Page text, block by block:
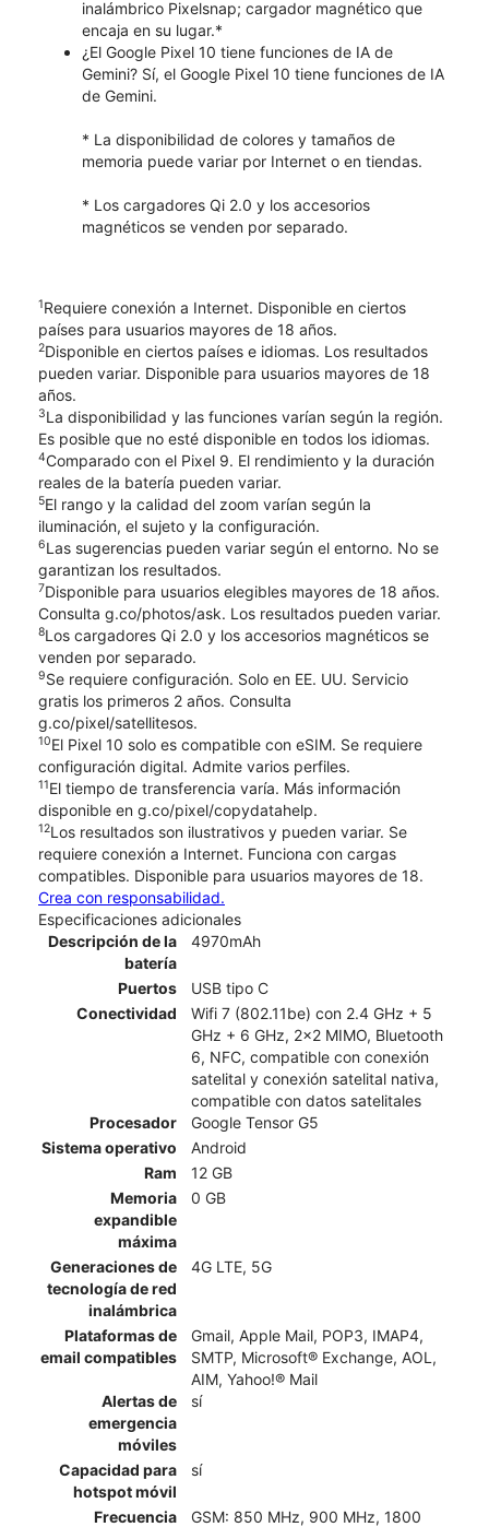
inalámbrico Pixelsnap; cargador magnético que
encaja en su lugar.*
¿El Google Pixel 10 tiene funciones de IA de
Gemini? Sí, el Google Pixel 10 tiene funciones de IA
de Gemini.
* La disponibilidad de colores y tamaños de
memoria puede variar por Internet o en tiendas.
* Los cargadores Qi 2.0 y los accesorios
magnéticos se venden por separado.
1Requiere conexión a Internet. Disponible en ciertos
países para usuarios mayores de 18 años.
2Disponible en ciertos países e idiomas. Los resultados
pueden variar. Disponible para usuarios mayores de 18
años.
3La disponibilidad y las funciones varían según la región.
Es posible que no esté disponible en todos los idiomas.
4Comparado con el Pixel 9. El rendimiento y la duración
reales de la batería pueden variar.
5El rango y la calidad del zoom varían según la
iluminación, el sujeto y la configuración.
6Las sugerencias pueden variar según el entorno. No se
garantizan los resultados.
7Disponible para usuarios elegibles mayores de 18 años.
Consulta g.co/photos/ask. Los resultados pueden variar.
8Los cargadores Qi 2.0 y los accesorios magnéticos se
venden por separado.
9Se requiere configuración. Solo en EE. UU. Servicio
gratis los primeros 2 años. Consulta
g.co/pixel/satellitesos.
10El Pixel 10 solo es compatible con eSIM. Se requiere
configuración digital. Admite varios perfiles.
11El tiempo de transferencia varía. Más información
disponible en g.co/pixel/copydatahelp.
12Los resultados son ilustrativos y pueden variar. Se
requiere conexión a Internet. Funciona con cargas
compatibles. Disponible para usuarios mayores de 18.
Crea con responsabilidad.
Especificaciones adicionales
Descripción de la
batería
4970mAh
Puertos
USB tipo C
Conectividad
Wifi 7 (802.11be) con 2.4 GHz + 5
GHz + 6 GHz, 2x2 MIMO, Bluetooth
6, NFC, compatible con conexión
satelital y conexión satelital nativa,
compatible con datos satelitales
Procesador
Google Tensor G5
Sistema operativo
Android
Ram
12 GB
Memoria
expandible
máxima
0 GB
Generaciones de
tecnología de red
inalámbrica
4G LTE, 5G
Plataformas de
email compatibles
Gmail, Apple Mail, POP3, IMAP4,
SMTP, Microsoft® Exchange, AOL,
AIM, Yahoo!® Mail
Alertas de
emergencia
móviles
sí
Capacidad para
hotspot móvil
sí
Frecuencia
GSM: 850 MHz, 900 MHz, 1800